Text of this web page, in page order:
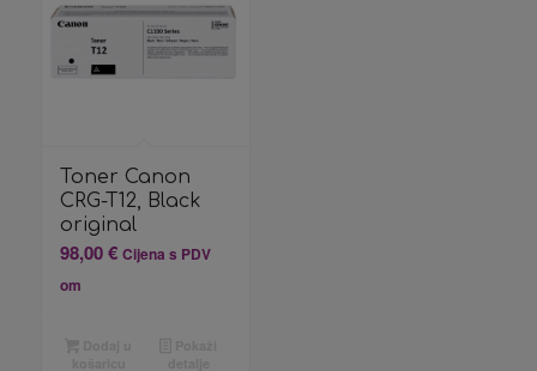
Toner Canon
CRG-T12, Black
original
98,00€ Cijena s PDV
om